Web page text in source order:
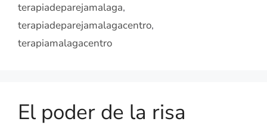
terapiadeparejamalaga,
terapiadeparejamalagacentro,
terapiamalagacentro
El poder de la risa